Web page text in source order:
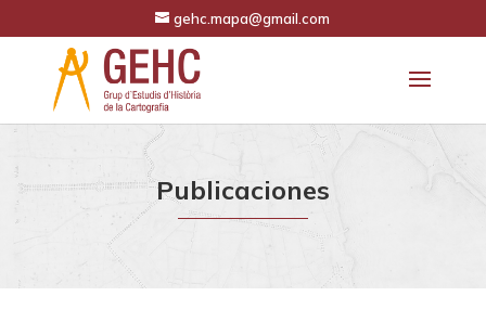
gehc.mapa@gmail.com
Publicaciones